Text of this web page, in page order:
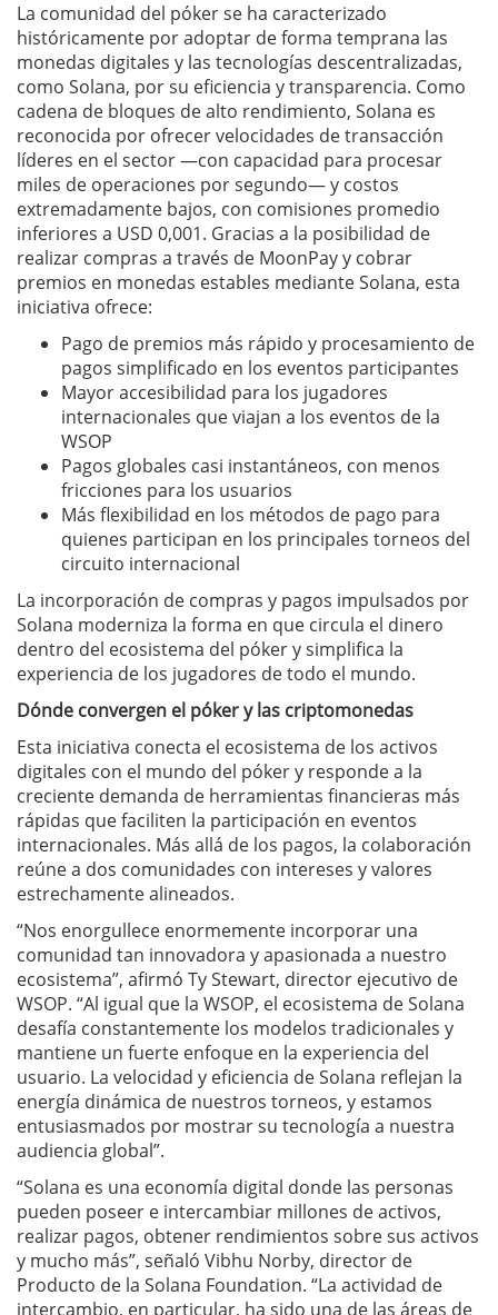
La comunidad del póker se ha caracterizado
históricamente por adoptar de forma temprana las
monedas digitales y las tecnologías descentralizadas,
como Solana, por su eficiencia y transparencia. Como
cadena de bloques de alto rendimiento, Solana es
reconocida por ofrecer velocidades de transacción
líderes en el sector —con capacidad para procesar
miles de operaciones por segundo— y costos
extremadamente bajos, con comisiones promedio
inferiores a USD 0,001. Gracias a la posibilidad de
realizar compras a través de MoonPay y cobrar
premios en monedas estables mediante Solana, esta
iniciativa ofrece:
Pago de premios más rápido y procesamiento de
pagos simplificado en los eventos participantes
Mayor accesibilidad para los jugadores
internacionales que viajan a los eventos de la
WSOP
Pagos globales casi instantáneos, con menos
fricciones para los usuarios
Más flexibilidad en los métodos de pago para
quienes participan en los principales torneos del
circuito internacional
La incorporación de compras y pagos impulsados por
Solana moderniza la forma en que circula el dinero
dentro del ecosistema del póker y simplifica la
experiencia de los jugadores de todo el mundo.
Dónde convergen el póker y las criptomonedas
Esta iniciativa conecta el ecosistema de los activos
digitales con el mundo del póker y responde a la
creciente demanda de herramientas financieras más
rápidas que faciliten la participación en eventos
internacionales. Más allá de los pagos, la colaboración
reúne a dos comunidades con intereses y valores
estrechamente alineados.
“Nos enorgullece enormemente incorporar una
comunidad tan innovadora y apasionada a nuestro
ecosistema”, afirmó Ty Stewart, director ejecutivo de
WSOP. “Al igual que la WSOP, el ecosistema de Solana
desafía constantemente los modelos tradicionales y
mantiene un fuerte enfoque en la experiencia del
usuario. La velocidad y eficiencia de Solana reflejan la
energía dinámica de nuestros torneos, y estamos
entusiasmados por mostrar su tecnología a nuestra
audiencia global”.
“Solana es una economía digital donde las personas
pueden poseer e intercambiar millones de activos,
realizar pagos, obtener rendimientos sobre sus activos
y mucho más”, señaló Vibhu Norby, director de
Producto de la Solana Foundation. “La actividad de
intercambio, en particular, ha sido una de las áreas de